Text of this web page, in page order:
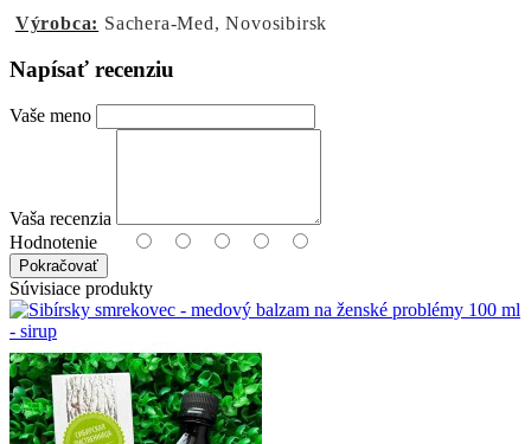
Výrobca: Sachera-Med, Novosibirsk
Napísať recenziu
Vaše meno
Vaša recenzia
Hodnotenie
Pokračovať
Súvisiace produkty